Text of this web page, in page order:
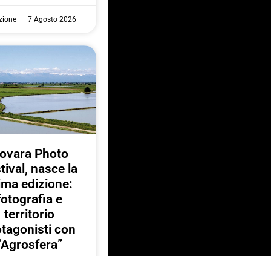
7 Agosto 2026
Photo
nasce la
edizione:
e
territorio
con